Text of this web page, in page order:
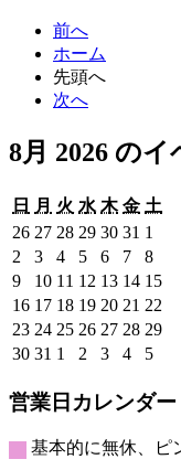
前へ
ホーム
先頭へ
次へ
8月 2026 のイ
日
日
曜
日
月 月
曜
日
火 火
曜
日
水 水
曜
日
木木
曜
日
金金
曜
日
土
262026
年
7
月
26
日
272026
年
7
月
27
日
282026
年
7
月
28
日
292026
年
7
月
29
日
302026
年
7
月
30
日
31 2026
年
7
月
31
日
1
8
月
1
日
2 2026
年
8
月
2
日
32026
年
8
月
3
日
42026
年
8
月
4
日
52026
年
8
月
5
日
62026
年
8
月
6
日
72026
年
8
月
7
日
82026
年
8
月
8
日
92026
年
8
月
9
日
102026
年
8
月
10
11 2026
年
8
月
11
12 2026
年
8
月
12
132026
年
8
月
13
142026
年
8
月
14
15
8
162026
年
8
16
日
172026
年
8
17
日
182026
年
8
18
日
192026
年
8
19
日
202026
年
20
日
21 2026
年
8
21
日
22
年
232026
年
月
23
日
242026
年
月
24
日
252026
年
月
25
日
262026
年
月
26
日
272026
年
月
27
日
282026
年
月
28
29
日
302026
8
月
30
日
31 2026
8
月
31
日
1
2026
9
月
1
日
2 2026
9
月
2
日
32026
9
月
3
日
42026
9
月
4
日
52026
9
5
日
営業日カレンダー
基本的に無休、ピ